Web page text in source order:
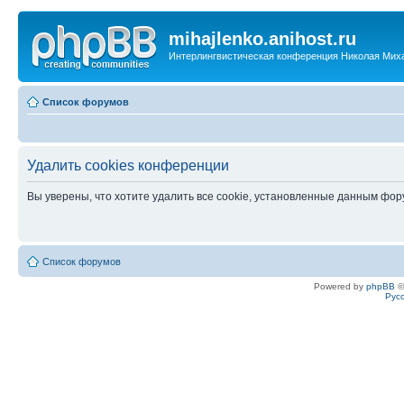
mihajlenko.anihost.ru
Интерлингвистическая конференция Николая
Список форумов
Удалить cookies конференции
Вы уверены, что хотите удалить все cookie, установленные данным
Список форумов
Powered by phpBB